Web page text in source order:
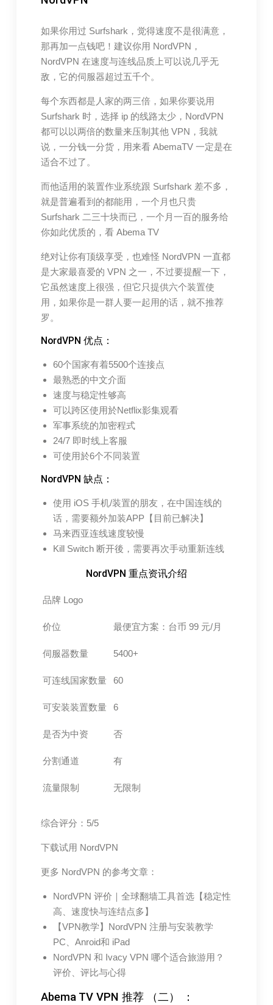
如果你用过 Surfshark，觉得速度不是很满意，
那再加一点钱吧！建议你用 NordVPN，
NordVPN 在速度与连线品质上可以说几乎无
敌，它的伺服器超过五千个。
每个东西都是人家的两三倍，如果你要说用
Surfshark 时，选择 ip 的线路太少，NordVPN
都可以以两倍的数量来压制其他 VPN，我就
说，一分钱一分货，用来看 AbemaTV 一定是在
适合不过了。
而他适用的装置作业系统跟 Surfshark 差不多，
就是普遍看到的都能用，一个月也只贵
Surfshark 二三十块而已，一个月一百的服务给
你如此优质的，看 Abema TV
绝对让你有顶级享受，也难怪 NordVPN 一直都
是大家最喜爱的 VPN 之一，不过要提醒一下，
它虽然速度上很强，但它只提供六个装置使
用，如果你是一群人要一起用的话，就不推荐
罗。
NordVPN 优点：
60个国家有着5500个连接点
最熟悉的中文介面
速度与稳定性够高
可以跨区使用於Netflix影集观看
军事系统的加密程式
24/7 即时线上客服
可使用於6个不同装置
NordVPN 缺点：
使用 iOS 手机/装置的朋友，在中国连线的
话，需要额外加装APP【目前已解决】
马来西亚连线速度较慢
Kill Switch 断开後，需要再次手动重新连线
NordVPN 重点资讯介绍
品牌 Logo
价位 最便宜方案：台币 99 元/月
伺服器数量 5400+
可连线国家数量 60
可安装装置数量 6
是否为中资 否
分割通道 有
流量限制 无限制
综合评分：5/5
下载试用 NordVPN
更多 NordVPN 的参考文章：
NordVPN 评价｜全球翻墙工具首选【稳定性
高、速度快与连结点多】
【VPN教学】NordVPN 注册与安装教学
PC、Anroid和 iPad
NordVPN 和 Ivacy VPN 哪个适合旅游用？
评价、评比与心得
Abema TV VPN 推荐 （二） ：